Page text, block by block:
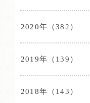
2020年（382）
2019年（139）
2018年（143）